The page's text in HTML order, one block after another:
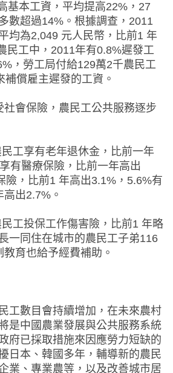
基本工資，平均提高22%，27
數超過14%。根據調查，2011
均為2,049 元人民幣，比前1 年
民工中，2011年有0.8%遲發工
，勞工局付給129萬2千農民工
償雇主遲發的工資。
社會保險，農民工公共服務逐步
工享有老年退休金，比前一年
有醫療保險，比前一年高出
險，比前1 年高出3.1%，5.6%有
出2.7%。
工投保工作傷害險，比前1 年略
一同住在城市的農民工子弟116
育也給予經費補助。
工數目會持續增加，在未來農村
是中國農業發展與公共服務系統
府已採取措施來因應勞力短缺的
日本、韓國多年，輔導新的農民
業、專業農等，以及改善城市居